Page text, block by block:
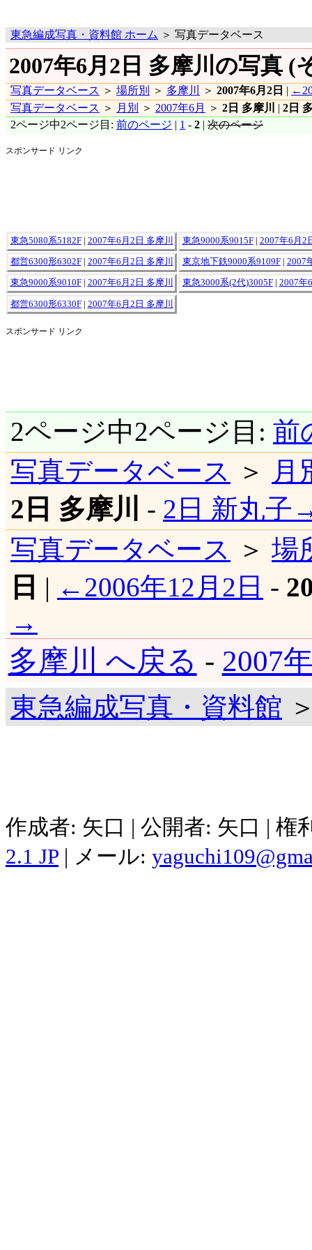
東急編成写真・資料館 ホーム ＞ 写真データベース
2007年6月2日 多摩川の写真 (
写真データベース ＞ 場所別 ＞ 多摩川 ＞ 2007年6月2日 |
写真データベース ＞ 月別 ＞ 2007年6月 ＞ 2日 多摩川 | 2日
2ページ中2ページ目: 前のページ | 1 - 2 | 次のページ
スポンサード リンク
東急5080系5182F| 2007年6月2日 多摩川 東急9000系9015F| 2007年6月2
都営6300形6302F| 2007年6月2日 多摩川 東京地下鉄9000系9109F| 2007
東急9000系9010F| 2007年6月2日 多摩川 東急3000系(2代)3005F| 2007年
都営6300形6330F| 2007年6月2日 多摩川
スポンサード リンク
2ページ中2ページ目: 前
写真データベース
＞
月
2日 多摩川 - 2日 新丸子
写真データベース
＞ 場
日 | ←2006年12月2日 -
→
多摩川 へ戻る - 2007
東急編成写真・資料館
作成者: 矢口 | 公開者: 矢口 |
2.1 JP | メール: